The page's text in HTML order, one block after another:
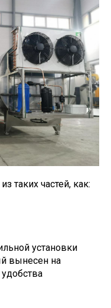
таких частей, как:
установки
вынесен на